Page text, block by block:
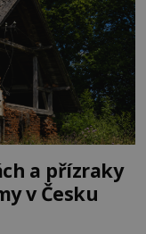
a přízraky
v Česku